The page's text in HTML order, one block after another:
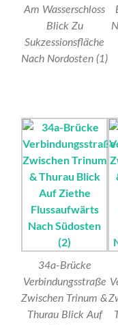
Am Wasserschloss
Blick Zu
Sukzessionsfläche
Nach Nordosten (1)
34a-Brücke
Verbindungsstraße
Zwischen Trinum &
Thurau Blick Auf